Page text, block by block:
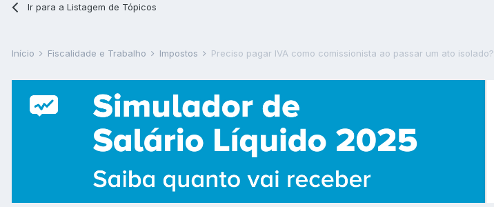
Ir para a Listagem de Tópicos
Início Fiscalidade e Trabalho Impostos Preciso pagar IVA como comissionista ao passar um ato isolado?